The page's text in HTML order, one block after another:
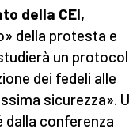
della CEI,
della protesta e
un
dei fedeli alle
sicurezza».
dalla conferenza